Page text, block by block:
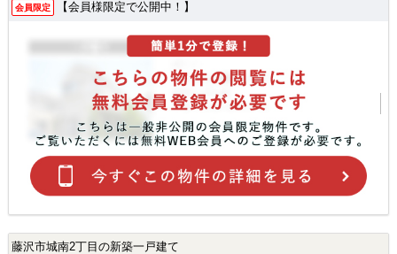
会員限定 【会員様限定で公開中！】
藤沢市城南2丁目の新築一戸建て